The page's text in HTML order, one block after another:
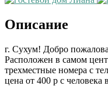
Описание
г. Сухум! Добро
Расположен в самом
трехместные номера с
цена от 400 р с